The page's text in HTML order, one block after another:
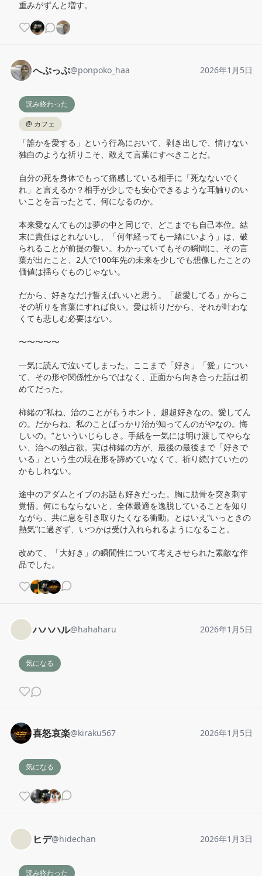
重みがずんと増す。
へぷっぷ@ponpoko_haa 2026年1月5日
読み終わった
@ カフェ
「誰かを愛する」という行為において、剥き出しで、情けない
独白のような祈りこそ、敢えて言葉にすべきことだ。
自分の死を身体でもって痛感している相手に「死なないでく
れ」と言えるか？相手が少しでも安心できるような耳触りのい
いことを言ったとて、何になるのか。
本来愛なんてものは夢の中と同じで、どこまでも自己本位。結
末に責任はとれないし、「何年経っても一緒にいよう」は、破
られることが前提の誓い。わかっていてもその瞬間に、その言
葉が出たこと、2人で100年先の未来を少しでも想像したことの
価値は揺らぐものじゃない。
だから、好きなだけ誓えばいいと思う。「超愛してる」からこ
その祈りを言葉にすれば良い。愛は祈りだから、それが叶わな
くても悲しむ必要はない。
〜〜〜〜〜
一気に読んで泣いてしまった。ここまで「好き」「愛」につい
て、その形や関係性からではなく、正面から向き合った話は初
めてだった。
柿緒の“私ね、治のことがもうホント、超超好きなの。愛してん
の。だからね、私のことばっかり治が知ってんのがやなの。悔
しいの。”といういじらしさ。手紙を一気には明け渡してやらな
い、治への独占欲。実は柿緒の方が、最後の最後まで「好きで
いる」という生の現在形を諦めていなくて、祈り続けていたの
かもしれない。
途中のアダムとイブのお話も好きだった。胸に肋骨を突き刺す
覚悟。何にもならないと、全体最適を逸脱していることを知り
ながら、共に息を引き取りたくなる衝動。とはいえ“いっときの
熱気”に過ぎず、いつかは受け入れられるようになること。
改めて、「大好き」の瞬間性について考えさせられた素敵な作
品でした。
ハハハル@hahaharu 2026年1月5日
気になる
喜怒哀楽@kiraku567 2026年1月5日
気になる
ヒデ@hidechan 2026年1月3日
読み終わった